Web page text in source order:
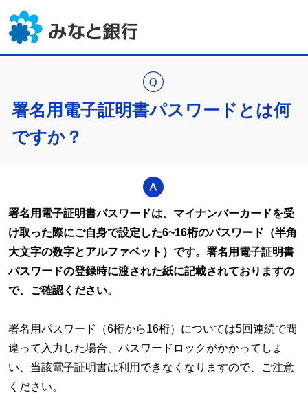
署名用電子証明書パスワードとは何
ですか？
署名用電子証明書パスワードは、マイナンバーカードを受
け取った際にご自身で設定した6~16桁のパスワード（半角
大文字の数字とアルファベット）です。署名用電子証明書
パスワードの登録時に渡された紙に記載されておりますの
で、ご確認ください。
署名用パスワード（6桁から16桁）については5回連続で間
違って入力した場合、パスワードロックがかかってしま
い、当該電子証明書は利用できなくなりますので、ご注意
ください。